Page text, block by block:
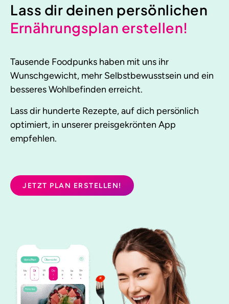
Lass dir deinen persönlichen
Ernährungsplan erstellen!
Tausende Foodpunks haben mit uns ihr
Wunschgewicht, mehr Selbstbewusstsein und ein
besseres Wohlbefinden erreicht.
Lass dir hunderte Rezepte, auf dich persönlich
optimiert, in unserer preisgekrönten App
empfehlen.
JETZT PLAN ERSTELLEN!